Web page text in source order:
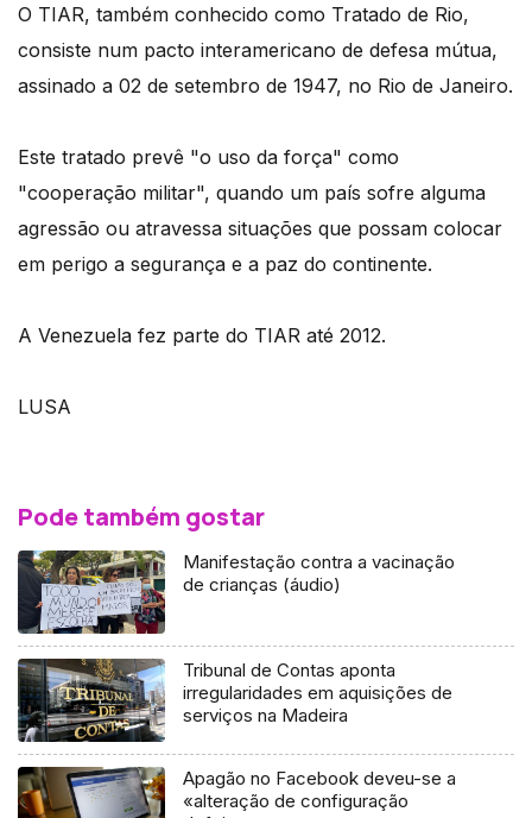
O TIAR, também conhecido como Tratado de Rio,
consiste num pacto interamericano de defesa mútua,
assinado a 02 de setembro de 1947, no Rio de Janeiro.
Este tratado prevê "o uso da força" como
"cooperação militar", quando um país sofre alguma
agressão ou atravessa situações que possam colocar
em perigo a segurança e a paz do continente.
A Venezuela fez parte do TIAR até 2012.
LUSA
Pode também gostar
Manifestação contra a vacinação
de crianças (áudio)
Tribunal de Contas aponta
irregularidades em aquisições de
serviços na Madeira
Apagão no Facebook deveu-se a
«alteração de configuração